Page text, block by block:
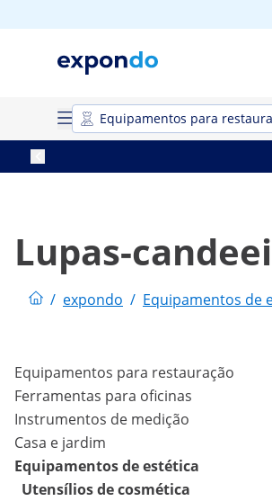
Equipamentos para
Lupas-
/ expondo / Equipamentos de
Equipamentos para restauração
Ferramentas para oficinas
Instrumentos de medição
Casa e jardim
Equipamentos de estética
Utensílios de cosmética